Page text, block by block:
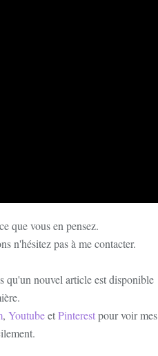
que vous en pensez.
n'hésitez pas à me contacter.
qu'un nouvel article est disponible
, YoutubeetPinterestpour voir mes